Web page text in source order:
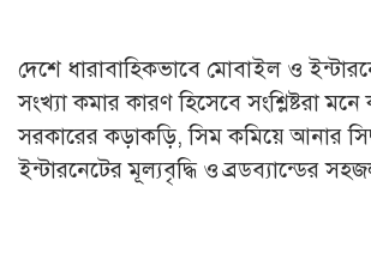
দেশে ধারাবাহিকভাবে মোবাইল ও
সংখ্যা কমার কারণ হিসেবে সংশ্লিষ্টরা
সরকারের কড়াকড়ি, সিম কমিয়ে আনার
ইন্টারনেটের মূল্যবৃদ্ধি ও ব্রডব্যান্ডের